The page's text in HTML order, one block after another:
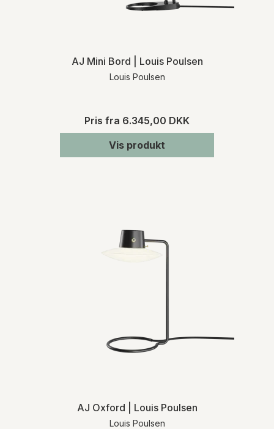
AJ Mini Bord | Louis Poulsen
Louis Poulsen
Pris fra 6.345,00 DKK
Vis produkt
AJ Oxford | Louis Poulsen
Louis Poulsen